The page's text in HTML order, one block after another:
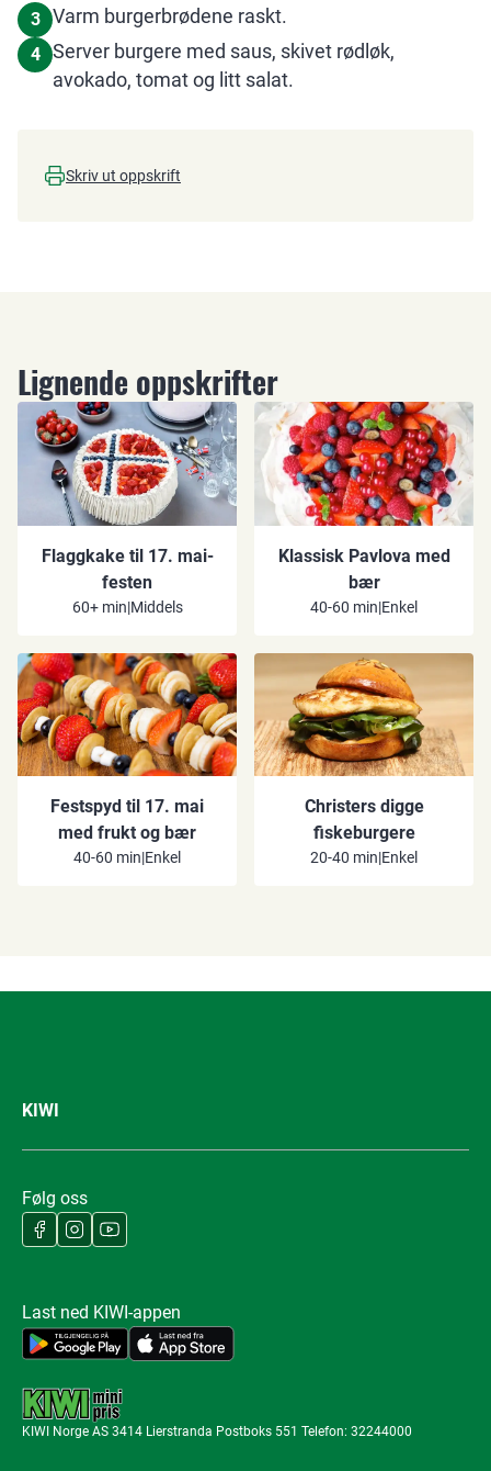
3 Varm burgerbrødene raskt.
4
Server burgere med saus, skivet rødløk,
avokado, tomat og litt salat.
Skriv ut oppskrift
Lignende oppskrifter
Flaggkake til 17. mai-
festen
60+ min|Middels
Klassisk Pavlova med
bær
40-60 min|Enkel
Festspyd til 17. mai
med frukt og bær
40-60 min|Enkel
Christers digge
fiskeburgere
20-40 min|Enkel
KIWI
Følg oss
Last ned KIWI-appen
KIWI Norge AS 3414 Lierstranda Postboks 551 Telefon: 32244000